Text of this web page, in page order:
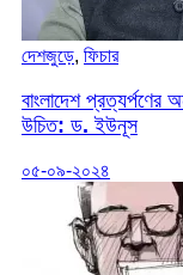
দেশজুড়ে, ফিচার
বাংলাদেশ প্রত্যর্পণের
উচিত: ড. ইউনূস
০৫-০৯-২০২৪